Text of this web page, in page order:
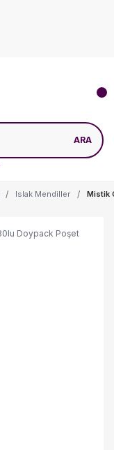
ARA
Islak Mendiller Mistik